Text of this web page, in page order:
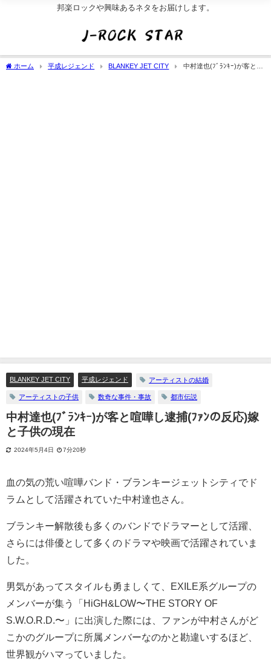
邦楽ロックや興味あるネタをお届けします。
ホーム 平成レジェンド BLANKEY JET CITY
中村達也(ﾌﾞﾗﾝｷｰ)が客と喧
BLANKEY JET CITY 平成レジェンド アーティストの結婚
アーティストの子供 数奇な事件・事故 都市伝説
中村達也(ﾌﾞﾗﾝｷｰ)が客と喧嘩し逮捕(ﾌｧﾝの反応)嫁
と子供の現在
2024年5月4日 7分20秒
血の気の荒い喧嘩バンド・ブランキージェットシティでド
ラムとして活躍されていた中村達也さん。
ブランキー解散後も多くのバンドでドラマーとして活躍、
さらには俳優として多くのドラマや映画で活躍されていま
した。
男気があってスタイルも勇ましくて、EXILE系グループの
メンバーが集う「HiGH&LOW〜THE STORY OF
S.W.O.R.D.〜」に出演した際には、ファンが中村さんがど
こかのグループに所属メンバーなのかと勘違いするほど、
世界観がハマっていました。